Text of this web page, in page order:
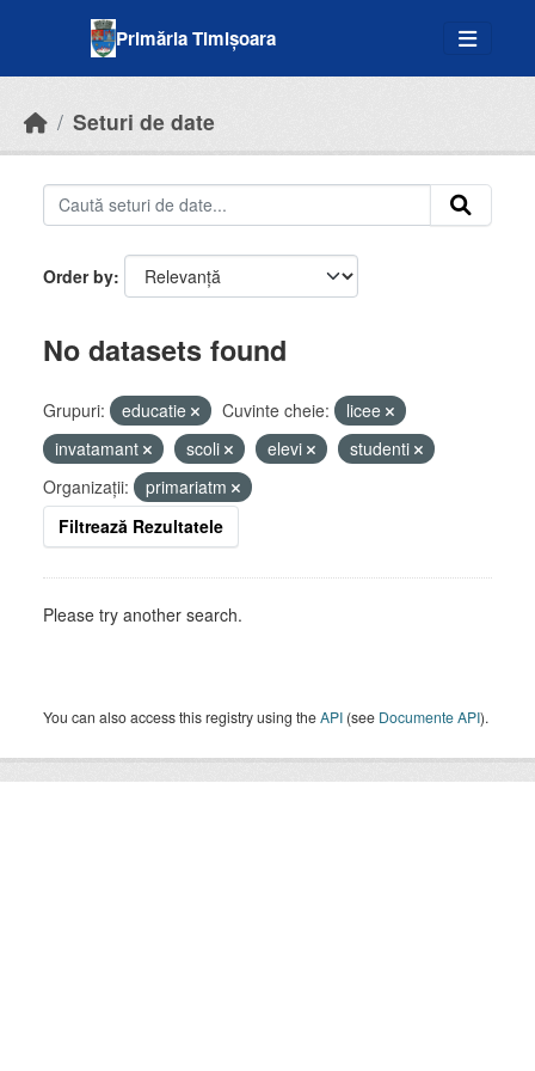
Primăria Timișoara
Seturi de date
Order by
No datasets found
Grupuri: educatie Cuvinte cheie:
licee
invatamant
scoli elevi
studenti
Organizații:
primariatm
Filtrează Rezultatele
Please try another search.
You can also access this registry using theAPI (see Documente API).